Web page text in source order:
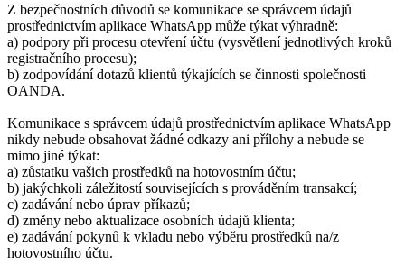
Z bezpečnostních důvodů se komunikace se správcem údajů
prostřednictvím aplikace WhatsApp může týkat výhradně:
a) podpory při procesu otevření účtu (vysvětlení jednotlivých kroků
registračního procesu);
b) zodpovídání dotazů klientů týkajících se činnosti společnosti
OANDA.
Komunikace s správcem údajů prostřednictvím aplikace WhatsApp
nikdy nebude obsahovat žádné odkazy ani přílohy a nebude se
mimo jiné týkat:
a) zůstatku vašich prostředků na hotovostním účtu;
b) jakýchkoli záležitostí souvisejících s prováděním transakcí;
c) zadávání nebo úprav příkazů;
d) změny nebo aktualizace osobních údajů klienta;
e) zadávání pokynů k vkladu nebo výběru prostředků na/z
hotovostního účtu.